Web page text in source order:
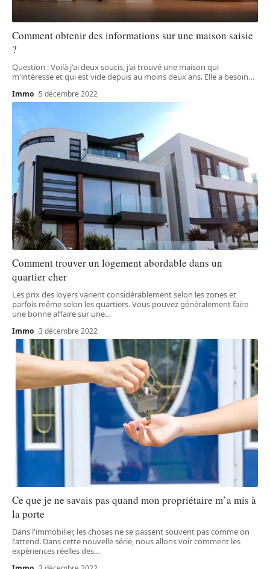
Comment obtenir des informations sur une maison saisie
?
Question : Voilà j'ai deux soucis, j'ai trouvé une maison qui
m'intéresse et qui est vide depuis au moins deux ans. Elle a besoin…
Immo 5 décembre 2022
Comment trouver un logement abordable dans un
quartier cher
Les prix des loyers varient considérablement selon les zones et
parfois même selon les quartiers. Vous pouvez généralement faire
une bonne affaire sur une…
Immo 3 décembre 2022
Ce que je ne savais pas quand mon propriétaire m’a mis à
la porte
Dans l'immobilier, les choses ne se passent souvent pas comme on
l'attend. Dans cette nouvelle série, nous allons voir comment les
expériences réelles des…